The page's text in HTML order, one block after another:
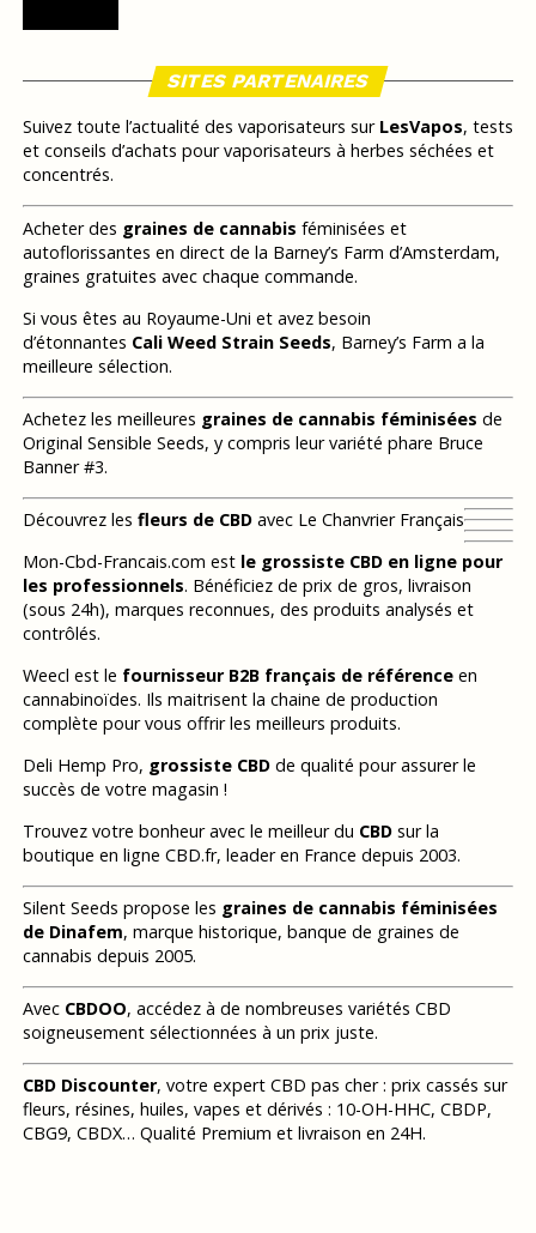
SITES PARTENAIRES
Suivez toute l’actualité des vaporisateurs sur LesVapos, tests
et conseils d’achats pour vaporisateurs à herbes séchées et
concentrés.
Acheter des graines de cannabis féminisées et
autoflorissantes en direct de la Barney’s Farm d’Amsterdam,
graines gratuites avec chaque commande.
Si vous êtes au Royaume-Uni et avez besoin
d’étonnantes Cali Weed Strain Seeds, Barney’s Farm a la
meilleure sélection.
Achetez les meilleures graines de cannabis féminisées de
Original Sensible Seeds, y compris leur variété phare Bruce
Banner #3.
Découvrez les fleurs de CBDavec Le Chanvrier Français
Mon-Cbd-Francais.com est le grossiste CBD en ligne pour
les professionnels. Bénéficiez de prix de gros, livraison
(sous 24h), marques reconnues, des produits analysés et
contrôlés.
Weecl est le fournisseur B2B français de référenceen
cannabinoïdes. Ils maitrisent la chaine de production
complète pour vous offrir les meilleurs produits.
Deli Hemp Pro, grossiste CBDde qualité pour assurer le
succès de votre magasin !
Trouvez votre bonheur avec le meilleur du CBDsur la
boutique en ligne CBD.fr, leader en France depuis 2003.
Silent Seeds propose les graines de cannabis féminisées
de Dinafem, marque historique, banque de graines de
cannabis depuis 2005.
Avec CBDOO, accédez à de nombreuses variétés CBD
soigneusement sélectionnées à un prix juste.
CBD Discounter, votre expert CBD pas cher : prix cassés sur
fleurs, résines, huiles, vapes et dérivés : 10-OH-HHC, CBDP,
CBG9, CBDX… Qualité Premium et livraison en 24H.